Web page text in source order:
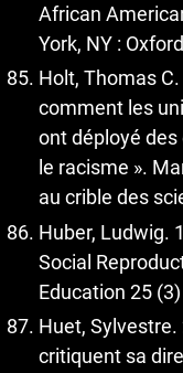
African
York, NY :
Holt, Thomas
comment les
ont déployé
le racisme ».
au crible des
Huber, Ludwig.
Social
Education 25 (3)
Huet, Sylvestre.
critiquent sa